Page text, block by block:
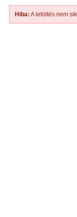
Hiba: A letöltés nem